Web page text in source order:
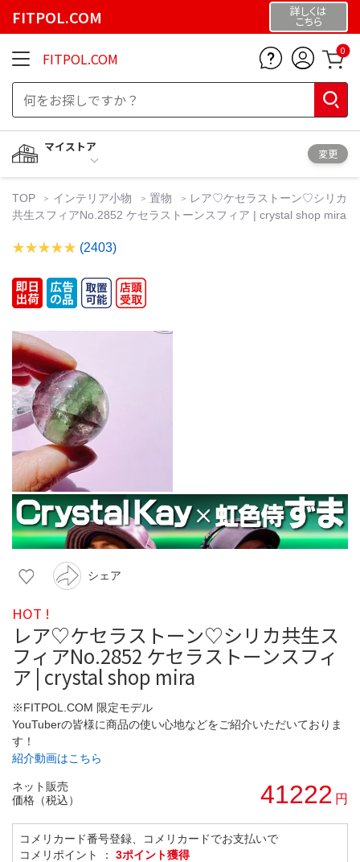
FITPOL.COM 詳しくは
こちら
FITPOL.COM 0
マイストア
変更
TOP インテリア小物 置物
レア♡ケセラストーン♡シリカ
共生スフィアNo.2852 ケセラストーンスフィア | crystal shop mira
(2403)
シェア
HOT !
レア♡ケセラストーン♡シリカ共生ス
フィアNo.2852 ケセラストーンスフィ
ア | crystal shop mira
※FITPOL.COM 限定モデル
YouTuberの皆様に商品の使い心地などをご紹介いただいておりま
す！
紹介動画はこちら
ネット販売
価格（税込）
41222 円
コメリカード番号登録、コメリカードでお支払いで
コメリポイント ： 3ポイント獲得